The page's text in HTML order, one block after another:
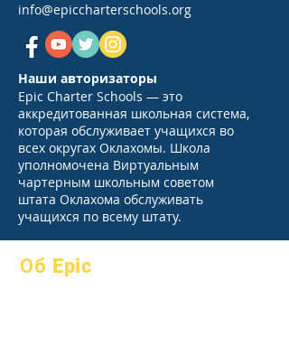
info@epiccharterschools.org
Наши авторизаторы
Epic Charter Schools — это
аккредитованная школьная система,
которая обслуживает учащихся во
всех округах Оклахомы. Школа
уполномочена Виртуальным
чартерным школьным советом
штата Оклахома обслуживать
учащихся по всему штату.
Об Epic